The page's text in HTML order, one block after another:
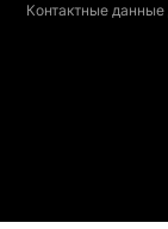
Контактные